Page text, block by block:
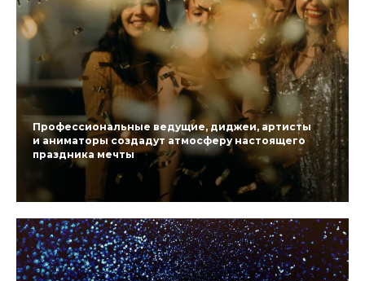
Профессиональные ведущие, диджеи, артисты
и аниматоры создадут атмосферу настоящего
праздника мечты